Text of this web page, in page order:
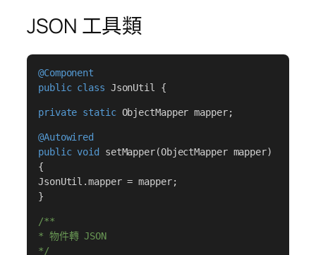
JSON 工具類
@Component
public class JsonUtil {
private staticObjectMapper mapper;
@Autowired
public void
setMapper(ObjectMapper mapper)
{
JsonUtil.mapper = mapper;
}
/**
* 物件轉 JSON
*/